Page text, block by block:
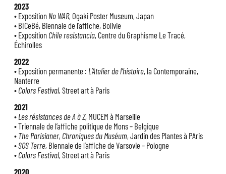
2023
• Exposition No WAR, Ogaki Poster Museum, Japan
• BICeBé, Biennale de l’affiche, Bolivie
• Exposition Chile resistancia, Centre du Graphisme Le Tracé,
Échirolles
2022
• Exposition permanente : L’Atelier de l’histoire, la Contemporaine,
Nanterre
• Colors Festival, Street art à Paris
2021
• Les résistances de A à Z, MUCEM à Marseille
• Triennale de l’affiche politique de Mons – Belgique
• The Parisianer, Chroniques du Muséum, Jardin des Plantes à PAris
•SOS Terre, Biennale de l’affiche de Varsovie – Pologne
• Colors Festival, Street art à Paris
2020